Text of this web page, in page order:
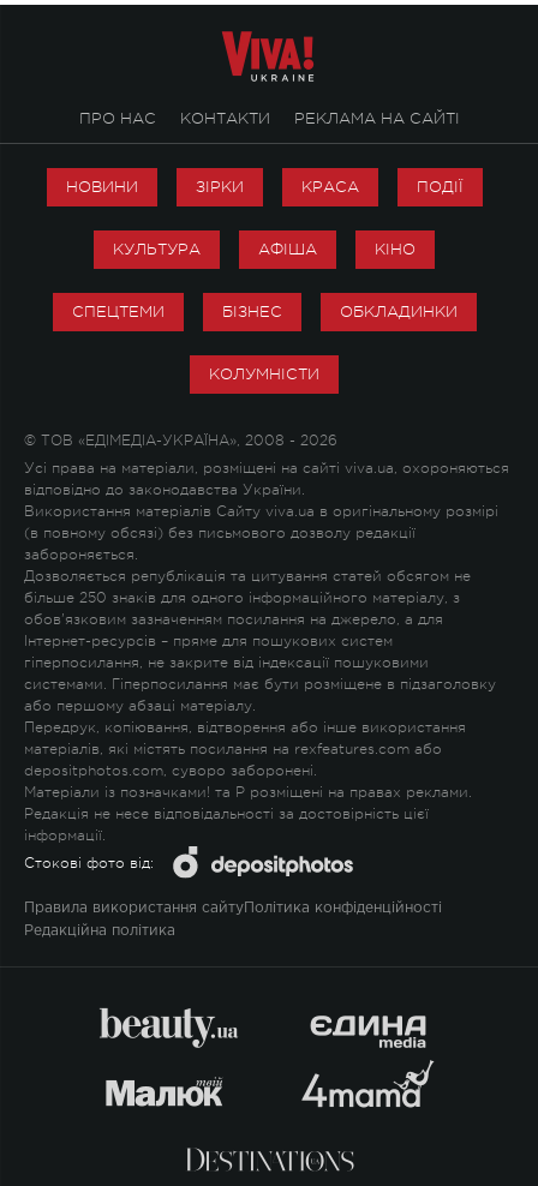
ПРО НАС КОНТАКТИ РЕКЛАМА НА САЙТІ
НОВИНИ ЗІРКИ КРАСА ПОДІЇ
КУЛЬТУРА АФІША КІНО
СПЕЦТЕМИ БІЗНЕС ОБКЛАДИНКИ
КОЛУМНІСТИ
© ТОВ «ЕДІМЕДІА-УКРАЇНА», 2008 - 2026
Усі права на матеріали, розміщені на сайті viva.ua, охороняються
відповідно до законодавства України.
Використання матеріалів Сайту viva.ua в оригінальному розмірі
(в повному обсязі) без письмового дозволу редакції
забороняється.
Дозволяється републікація та цитування статей обсягом не
більше 250 знаків для одного інформаційного матеріалу, з
обов'язковим зазначенням посилання на джерело, а для
Інтернет-ресурсів – пряме для пошукових систем
гіперпосилання, не закрите від індексації пошуковими
системами. Гіперпосилання має бути розміщене в підзаголовку
або першому абзаці матеріалу.
Передрук, копіювання, відтворення або інше використання
матеріалів, які містять посилання на rexfeatures.com або
depositphotos.com, суворо заборонені.
Матеріали із позначками! та P розміщені на правах реклами.
Редакція не несе відповідальності за достовірність цієї
інформації.
Стокові фото від:
Правила використання сайту Політика конфіденційності
Редакційна політика